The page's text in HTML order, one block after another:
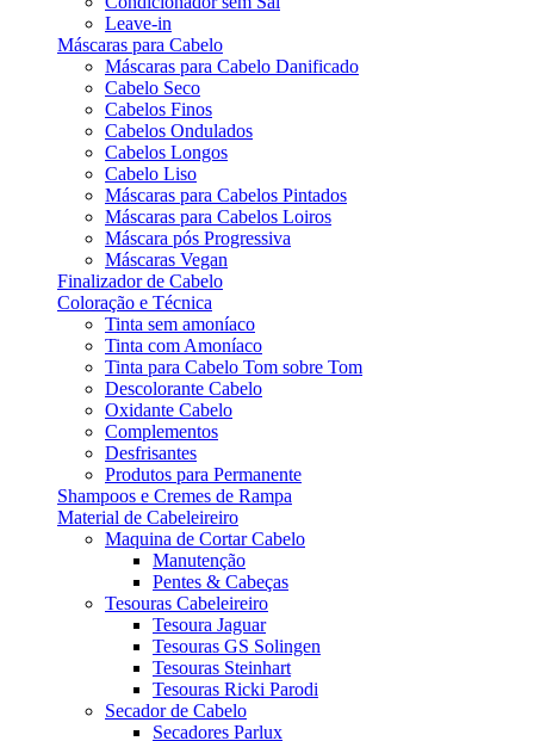
Leave-in
Máscaras para Cabelo
Máscaras para Cabelo Danificado
Cabelo Seco
Cabelos Finos
Cabelos Ondulados
Cabelos Longos
Cabelo Liso
Máscaras para Cabelos Pintados
Máscaras para Cabelos Loiros
Máscara pós Progressiva
Máscaras Vegan
Finalizador de Cabelo
Coloração e Técnica
Tinta sem amoníaco
Tinta com Amoníaco
Tinta para Cabelo Tom sobre Tom
Descolorante Cabelo
Oxidante Cabelo
Complementos
Desfrisantes
Produtos para Permanente
Shampoos e Cremes de Rampa
Material de Cabeleireiro
Maquina de Cortar Cabelo
Manutenção
Pentes & Cabeças
Tesouras Cabeleireiro
Tesoura Jaguar
Tesouras GS Solingen
Tesouras Steinhart
Tesouras Ricki Parodi
Secador de Cabelo
Secadores Parlux